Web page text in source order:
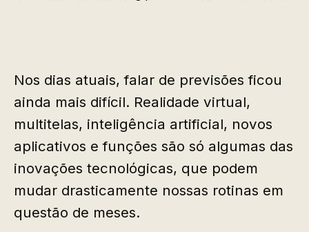
Nos dias atuais, falar de previsões ficou
ainda mais difícil. Realidade virtual,
multitelas, inteligência artificial, novos
aplicativos e funções são só algumas das
inovações tecnológicas, que podem
mudar drasticamente nossas rotinas em
questão de meses.